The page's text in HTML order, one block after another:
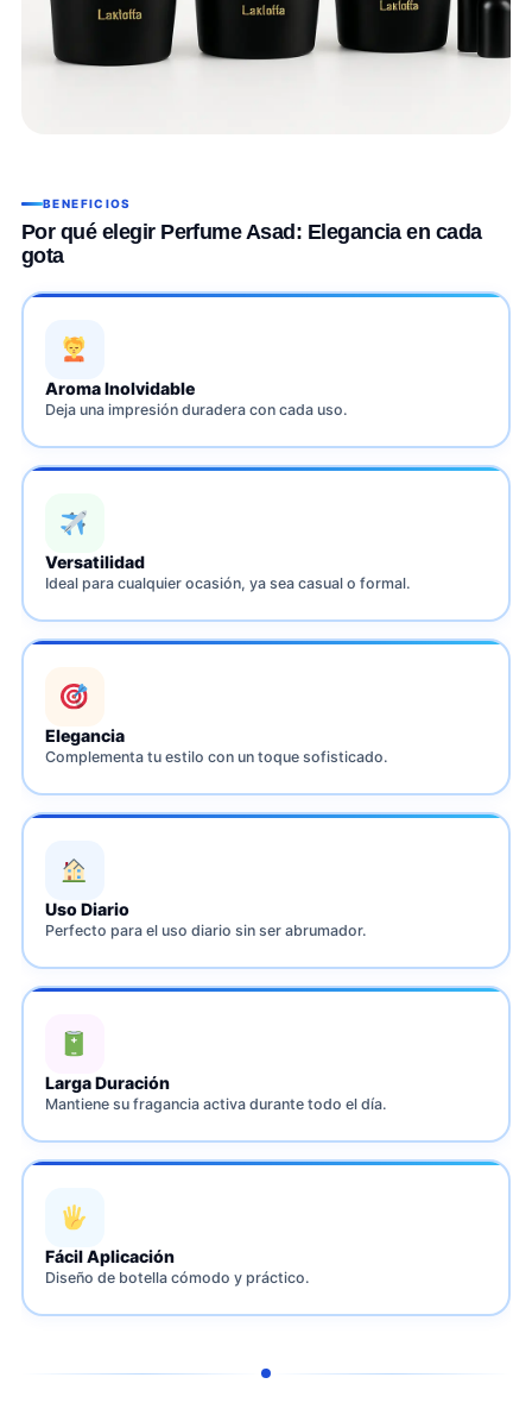
BENEFICIOS
Por qué elegir Perfume Asad: Elegancia en cada
gota
Aroma Inolvidable
Deja una impresión duradera con cada uso.
Versatilidad
Ideal para cualquier ocasión, ya sea casual o formal.
Elegancia
Complementa tu estilo con un toque sofisticado.
Uso Diario
Perfecto para el uso diario sin ser abrumador.
Larga Duración
Mantiene su fragancia activa durante todo el día.
Fácil Aplicación
Diseño de botella cómodo y práctico.